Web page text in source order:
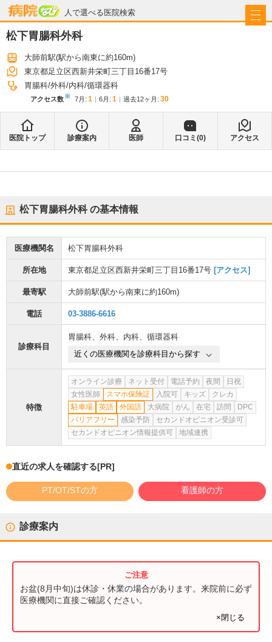
人で選べる医院検索
病院なび
松下胃腸科外科
大師前駅(駅から南東に約160m)
東京都足立区西新井栄町三丁目16番17号
胃腸科 外科 内科 循環器科
アクセス数※ 7月 : 1 6月 : 1 過去12ヶ月: 30
医院トップ 診療案内 医師 口コミ(0) アクセス
松下胃腸科外科の基本情報
医療機関名 松下胃腸科外科
所在地 東京都足立区西新井栄町三丁目16番17号 [アクセス]
最寄駅 大師前駅(駅から南東に約160m)
電話 03-3886-6616
診療科目
胃腸科、 外科、 内科、 循環器科
近くの医療機関を診療科目から探す
特徴
オンライン診療 ネット受付 電話予約 夜間
日祝
女性医師
スマホ保険証 入院可 キッズ
クレカ
駐車場
英語 外国語 大病院 がん 在宅 訪問
DPC
バリアフリー
感染予防
セカンドオピニオン受診可
セカンドオピニオン情報提供可
地域連携
直近の求人を確認する[PR]
PT/OT/STの方 看護師の方
診療案内
お盆(8月中旬)は休診・休業の場合があります。来院前に必ず
医療機関に直接ご確認ください。
×閉じる